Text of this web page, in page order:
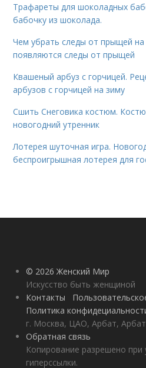
Трафареты для шоколадных
бабочку из шоколада.
Чем убрать следы от прыщей
появляются следы от прыщей
Квашеный арбуз с горчицей.
арбузов с горчицей на зиму
Сшить Снеговика костюм.
новогодний утренник
Лотерея шуточная игра.
беспроигрышная лотерея для
© 2026 Женский Мир
Искусство быть женщиной
Контакты
Политика
г. Москва, ЦАО, Арбат,
Обратная связь
Копирование разрешено при
гиперссылки.